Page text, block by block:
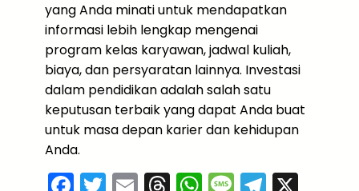
yang Anda minati untuk mendapatkan
informasi lebih lengkap mengenai
program kelas karyawan, jadwal kuliah,
biaya, dan persyaratan lainnya. Investasi
dalam pendidikan adalah salah satu
keputusan terbaik yang dapat Anda buat
untuk masa depan karier dan kehidupan
Anda.